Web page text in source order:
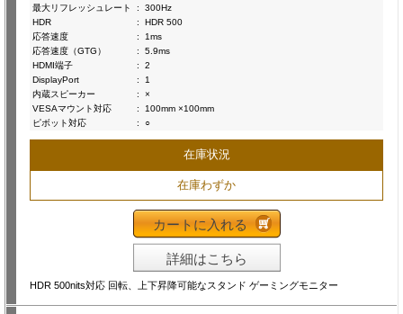
最大リフレッシュレート :
300Hz
HDR
:
HDR 500
応答速度
:
1ms
応答速度（GTG）
:
5.9ms
HDMI端子
:
2
DisplayPort
:
1
内蔵スピーカー
:
×
VESAマウント対応
:
100mm ×100mm
ピボット対応
: ○
在庫状況
在庫わずか
カートに入れる
詳細はこちら
HDR 500nits対応 回転、上下昇降可能なスタンド ゲーミングモニター